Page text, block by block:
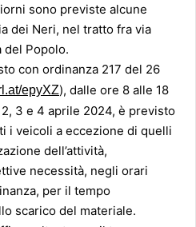
sono previste alcune
dei Neri, nel tratto fra via
del Popolo.
con ordinanza 217 del 26
epyXZ), dalle ore 8 alle 18
, 3 e 4 aprile 2024, è previsto
i veicoli a eccezione di quelli
dell’attività,
necessità, negli orari
per il tempo
scarico del materiale.